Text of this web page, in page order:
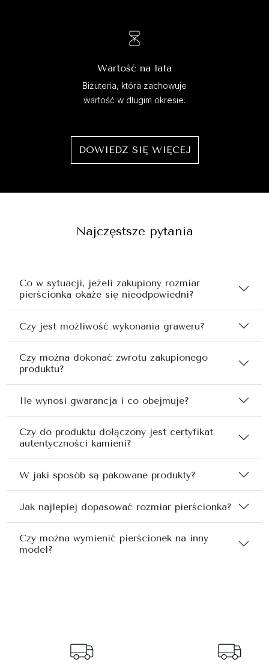
Wartość na lata
Biżuteria, która zachowuje
wartość w długim okresie.
DOWIEDZ SIĘ WIĘCEJ
Najczęstsze pytania
Co w sytuacji, jeżeli zakupiony rozmiar
pierścionka okaże się nieodpowiedni?
Czy jest możliwość wykonania graweru?
Czy można dokonać zwrotu zakupionego
produktu?
Ile wynosi gwarancja i co obejmuje?
Czy do produktu dołączony jest certyfikat
autentyczności kamieni?
W jaki sposób są pakowane produkty?
Jak najlepiej dopasować rozmiar pierścionka?
Czy można wymienić pierścionek na inny
model?